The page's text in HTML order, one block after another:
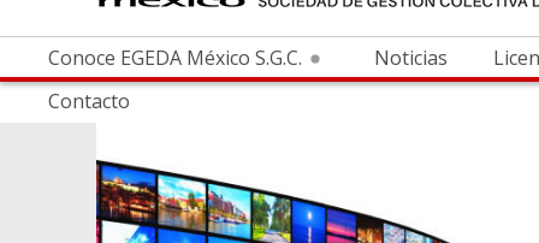
Conoce EGEDA México S.G.C. Noticias
Contacto